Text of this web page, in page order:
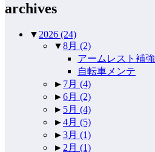
archives
▼ 2026 (24)
▼8月 (2)
アームレスト補強
自転車メンテ
► 7月 (4)
►6月 (2)
► 5月 (4)
►4月 (5)
►3月 (1)
► 2月 (1)